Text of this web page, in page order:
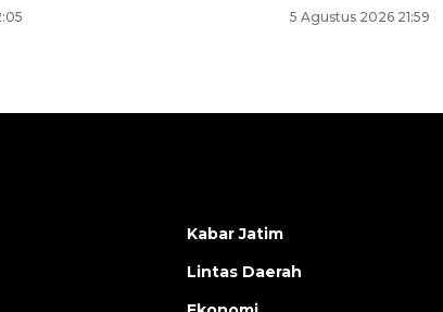
5 Agustus 2026 21:59
Kabar Jatim
Lintas Daerah